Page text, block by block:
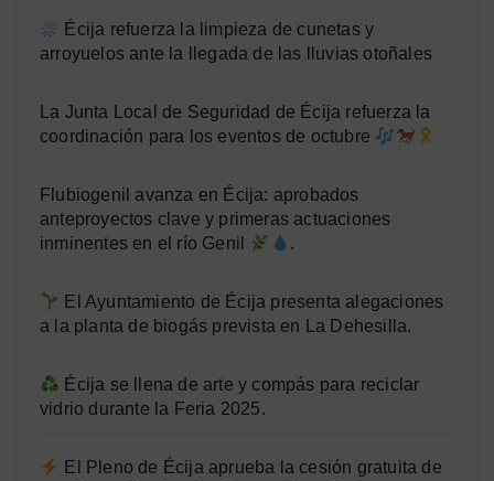
Écija refuerza la limpieza de cunetas y
arroyuelos ante la llegada de las lluvias otoñales
La Junta Local de Seguridad de Écija refuerza la
coordinación para los eventos de octubre
Flubiogenil avanza en Écija: aprobados
anteproyectos clave y primeras actuaciones
inminentes en el río Genil
.
El Ayuntamiento de Écija presenta alegaciones
a la planta de biogás prevista en La Dehesilla.
Écija se llena de arte y compás para reciclar
vidrio durante la Feria 2025.
El Pleno de Écija aprueba la cesión gratuita de